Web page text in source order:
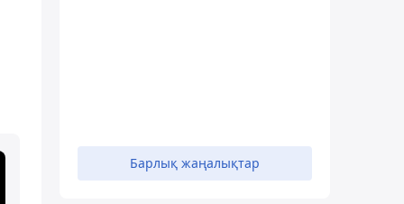
Барлық жаңалықтар